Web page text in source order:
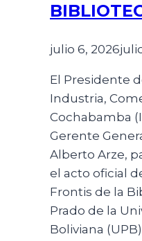
julio 6, 2026
El Presidente
Industria,
Cochabamba
Gerente
Alberto Arze,
el acto oficial
Frontis de la
Prado de la
Boliviana